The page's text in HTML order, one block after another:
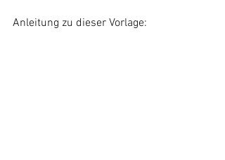
Anleitung zu dieser Vorlage: